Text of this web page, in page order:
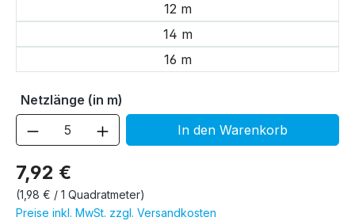
7,92 €
(1,98 € / 1 Quadratmeter)
Preise inkl. MwSt. zzgl. Versandkosten
12 m
14 m
16 m
Netzlänge (in m)
Produkt Anzahl: Gib denIn den Warenkorb